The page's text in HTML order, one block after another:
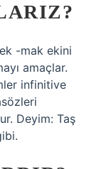
-mak ekini
amaçlar.
infinitive
Deyim: Taş